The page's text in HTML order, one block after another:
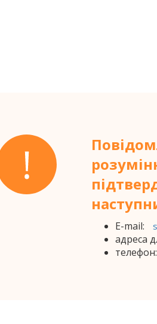
E-mail:
адреса
телефон: